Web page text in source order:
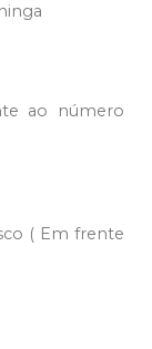
ao número
( Em frente